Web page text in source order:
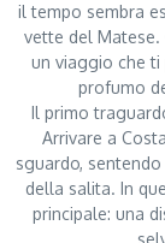
il tempo sembra
vette del Matese.
un viaggio che
profumo
Il primo
Arrivare a
sguardo,
della salita. In
principale: una